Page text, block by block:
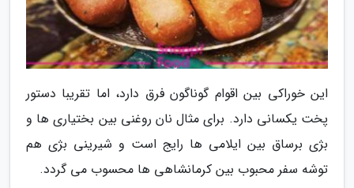
این خوراکی بین اقوام گوناگون فرق دارد، اما تقریبا دستور
پخت یکسانی دارد. برای مثال نان روغنی بین بختیاری ها و
بژی برساق بین ایلامی ها رایج است و شیرینی بژی هم
توشه سفر محبوب بین کرمانشاهی ها محسوب می گردد.